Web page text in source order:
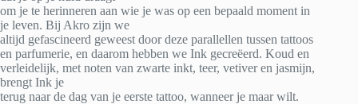
om je te herinneren aan wie je was op een bepaald moment in
je leven. Bij Akro zijn we
altijd gefascineerd geweest door deze parallellen tussen tattoos
en parfumerie, en daarom hebben we Ink gecreëerd. Koud en
verleidelijk, met noten van zwarte inkt, teer, vetiver en jasmijn,
brengt Ink je
terug naar de dag van je eerste tattoo, wanneer je maar wilt.